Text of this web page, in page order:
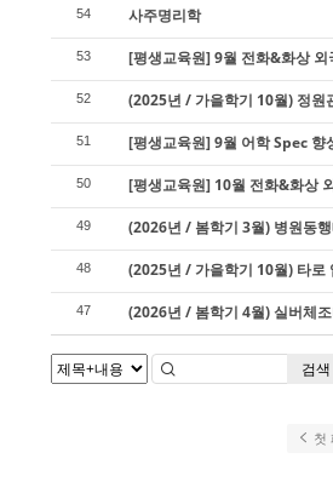
54 사주명리학
53 [평생교육원] 9월 전화&화상 외
52 (2025년 / 가을학기 10월) 정원
51 [평생교육원] 9월 어학 Spec 향
50 [평생교육원] 10월 전화&화상
49 (2026년 / 봄학기 3월) 병원동
48 (2025년 / 가을학기 10월) 타로
47 (2026년 / 봄학기 4월) 실버체
검색
첫